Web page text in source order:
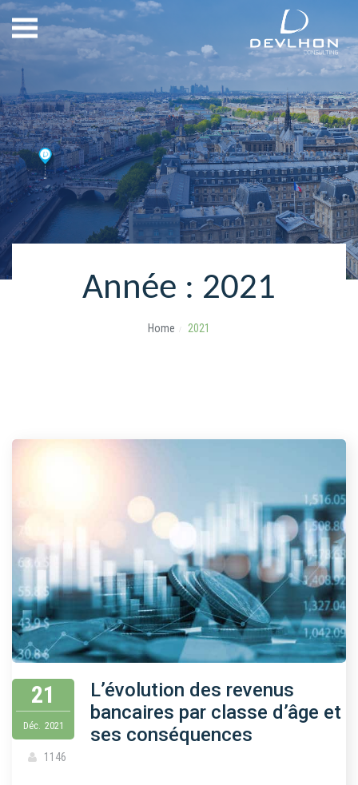
Année : 2021
Home 2021
21
Déc. 2021
1146
L’évolution des revenus
bancaires par classe d’âge et
ses conséquences